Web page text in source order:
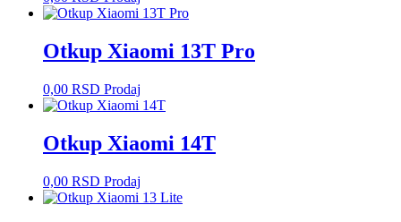
Otkup Xiaomi 13T Pro
0,00 RSD Prodaj
Otkup Xiaomi 14T
0,00 RSD Prodaj